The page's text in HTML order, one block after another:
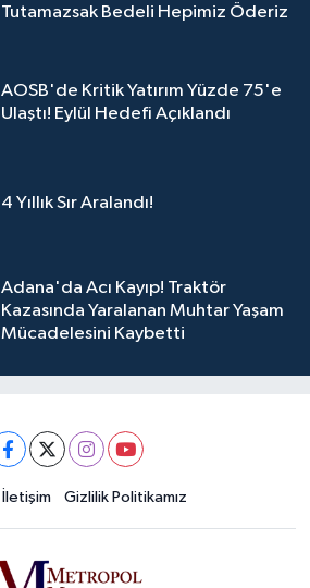
Tutamazsak Bedeli Hepimiz Öderiz
AOSB'de Kritik Yatırım Yüzde 75'e
Ulaştı! Eylül Hedefi Açıklandı
4 Yıllık Sır Aralandı!
Adana'da Acı Kayıp! Traktör
Kazasında Yaralanan Muhtar Yaşam
Mücadelesini Kaybetti
İletişim Gizlilik Politikamız